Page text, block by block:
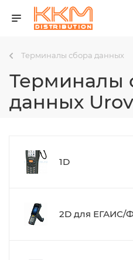
Терминалы сбора данных
Терминалы
данных
1D
2D для ЕГАИС/